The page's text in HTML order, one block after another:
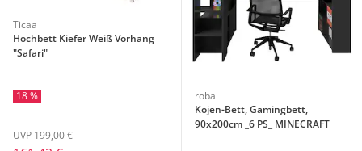
Ticaa
Hochbett Kiefer Weiß Vorhang
"Safari"
18 %
UVP 199,00 €
roba
Kojen-Bett, Gamingbett,
90x200cm _6 PS_ MINECRAFT